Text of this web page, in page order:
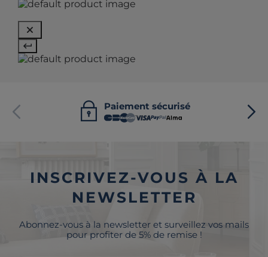
Paiement sécurisé
INSCRIVEZ-VOUS À LA
NEWSLETTER
Abonnez-vous à la newsletter et surveillez vos mails
pour profiter de 5% de remise !